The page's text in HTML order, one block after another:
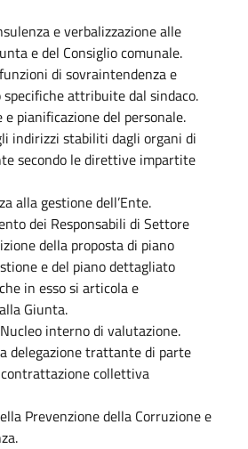
e verbalizzazione alle
e del Consiglio comunale.
di sovraintendenza e
attribuite dal sindaco.
e pianificazione del personale.
indirizzi stabiliti dagli organi di
secondo le direttive impartite
alla gestione dell’Ente.
dei Responsabili di Settore
della proposta di piano
e del piano dettagliato
in esso si articola e
Giunta.
interno di valutazione.
delegazione trattante di parte
collettiva
Prevenzione della Corruzione e